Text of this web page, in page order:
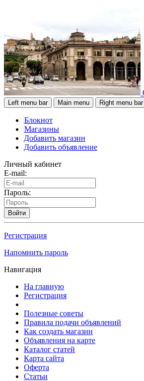
Left menu bar Main menu Right menu bar
Блокнот
Магазины
Добавить магазин
Добавить объявление
Личный кабинет
E-mail:
Пароль:
Войти
Регистрация
Напомнить пароль
Навигация
На главную
Регистрация
Полезные советы
Правила подачи объявлений
Как создать магазин
Объявления на карте
Каталог статей
Карта сайта
Оферта
Статьи